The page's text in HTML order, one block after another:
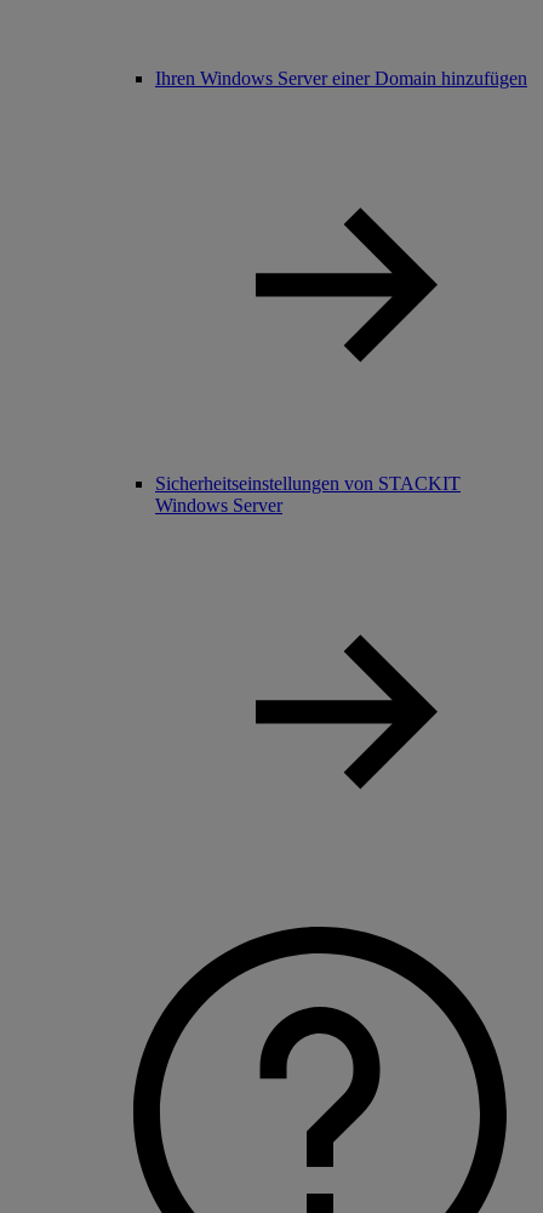
Ihren Windows Server einer Domain hinzufügen
Sicherheitseinstellungen von STACKIT
Windows Server